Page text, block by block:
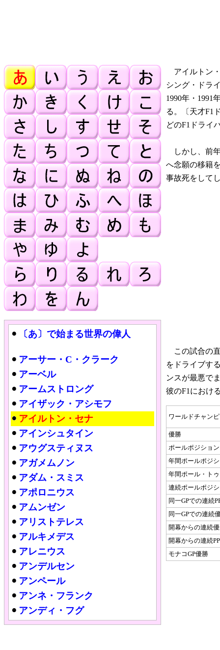
アイルトン
シング・ドラ
1990年・1991
る。〔天才F1
どのF1ドライ
しかし、前
へ念願の移籍
事故死をして
この試合の
をドライブす
ンスが最悪で
彼のF1におけ
ワールドチャン
優勝
ポールポジション
年間ポールポジ
年間ポール・ト
連続ポールポジ
同一GPでの連続
同一GPでの連続
開幕からの連続
開幕からの連続PP
モナコGP優勝
〔あ〕で始まる世界の偉人
アーサー・C・クラーク
アーベル
アームストロング
アイザック・アシモフ
アイルトン・セナ
アインシュタイン
アウグスティヌス
アガメムノン
アダム・スミス
アポロニウス
アムンゼン
アリストテレス
アルキメデス
アレニウス
アンデルセン
アンペール
アンネ・フランク
アンディ・フグ